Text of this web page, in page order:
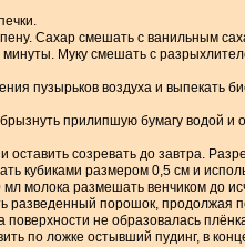
Сахар смешать с ванильным
Муку смешать с
пузырьков воздуха и выпекать
прилипшую бумагу водой и
созревать до завтра.
кубиками размером 0,5 см и
молока размешать венчиком до
разведенный порошок, продолжая
не образовалась
по ложке остывший пудинг, в